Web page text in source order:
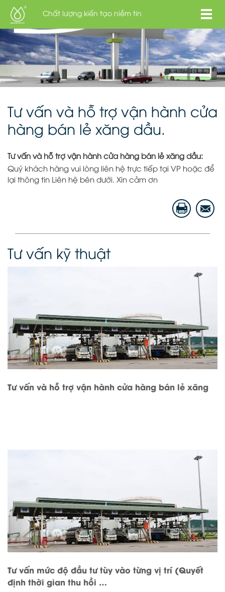
Chất lượng kiến tạo niềm tin
Tư vấn và hỗ trợ vận hành cửa
hàng bán lẻ xăng dầu.
Tư vấn và hỗ trợ vận hành cửa hàng bán lẻ xăng dầu:
Quý khách hàng vui lòng liên hệ trực tiếp tại VP hoặc để
lại thông tin Liên hệ bên dưới. Xin cảm ơn
Tư vấn kỹ thuật
Tư vấn và hỗ trợ vận hành cửa hàng bán lẻ xăng
Tư vấn mức độ đầu tư tùy vào từng vị trí (Quyết
định thời gian thu hồi …